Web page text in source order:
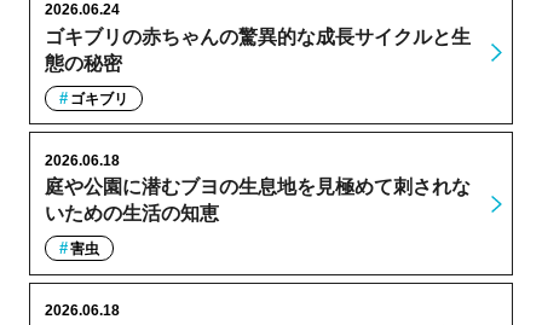
ゴキブリの赤ちゃんの驚異的な成長サイクルと生
態の秘密
2026.06.24
ゴキブリ
庭や公園に潜むブヨの生息地を見極めて刺されな
いための生活の知恵
2026.06.18
害虫
2026.06.18